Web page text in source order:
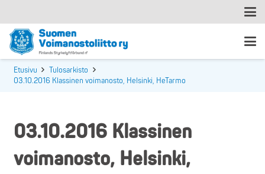
Etusivu
Tulosarkisto
03.10.2016 Klassinen voimanosto, Helsinki, HeTarmo
03.10.2016 Klassinen
voimanosto, Helsinki,